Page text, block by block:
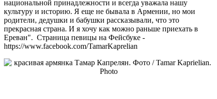
национальной принадлежности и всегда уважала нашу
культуру и историю. Я еще не бывала в Армении, но мои
родители, дедушки и бабушки рассказывали, что это
прекрасная страна. И я хочу как можно раньше приехать в
Ереван". Страница певицы на Фейсбуке -
https://www.facebook.com/TamarKaprelian